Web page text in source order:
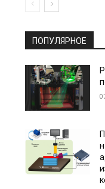
ПОПУЛЯРНОЕ